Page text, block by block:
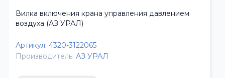
Вилка включения крана управления давлением
воздуха (АЗ УРАЛ)
Артикул: 4320-3122065
Производитель: АЗ УРАЛ